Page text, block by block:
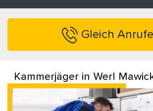
Gleich
Kammerjäger in Werl